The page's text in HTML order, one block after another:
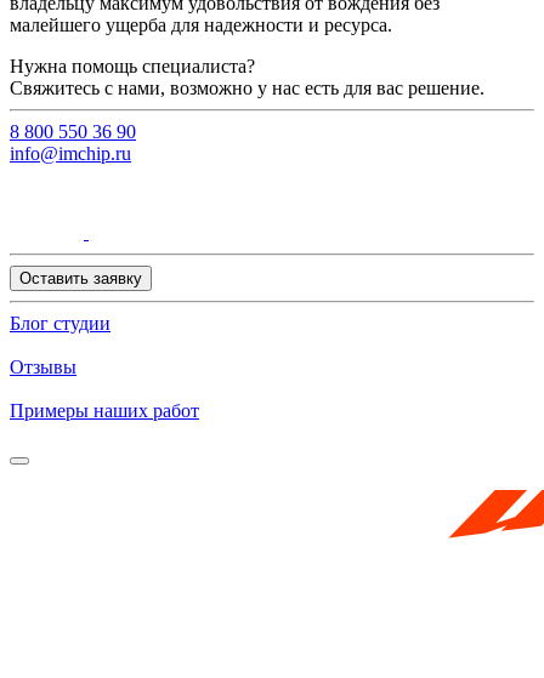
малейшего ущерба для надежности и ресурса.
Нужна помощь специалиста?
Свяжитесь с нами, возможно у нас есть для вас решение.
8 800 550 36 90
info@imchip.ru
Оставить заявку
Блог студии
Отзывы
Примеры наших работ